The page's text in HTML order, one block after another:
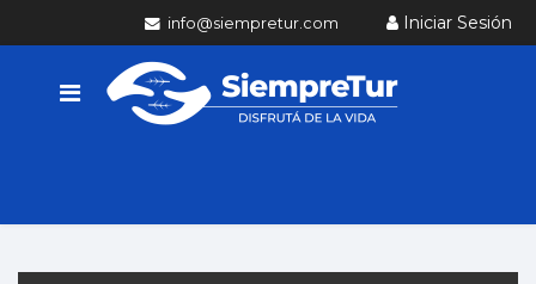
Iniciar Sesión
info@siempretur.com